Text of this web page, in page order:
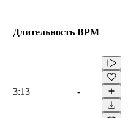
Длительность BPM
3:13 -